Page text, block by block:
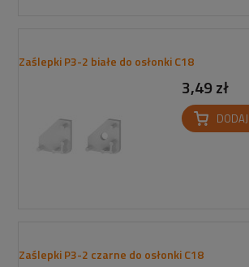
Zaślepki P3-2 białe do osłonki C18
3,49 zł
Zaślepki P3-2 czarne do osłonki C18